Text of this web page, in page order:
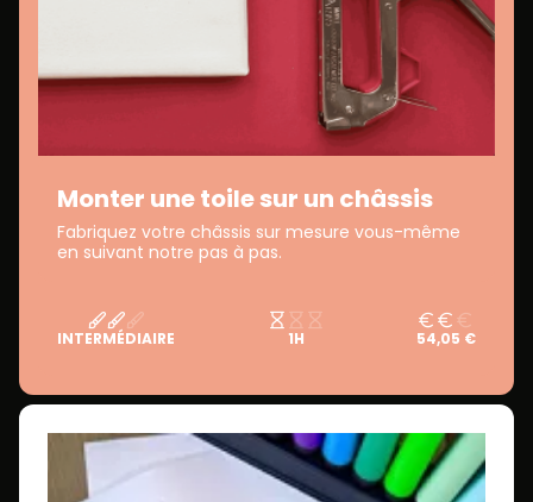
Monter une toile sur un châssis
Fabriquez votre châssis sur mesure vous-même
en suivant notre pas à pas.
INTERMÉDIAIRE 1H 54,05 €